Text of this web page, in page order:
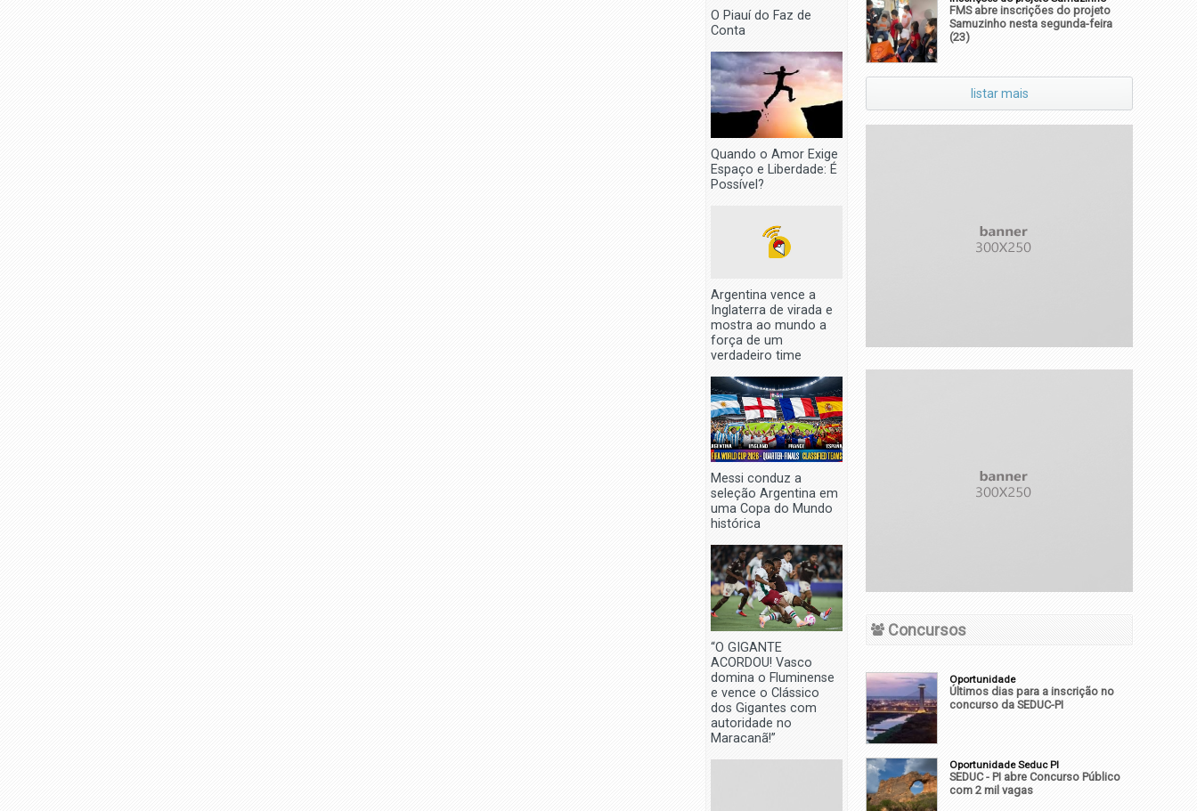
O Piauí do Faz de
Conta
Quando o Amor Exige
Espaço e Liberdade: É
Possível?
Argentina vence a
Inglaterra de virada e
mostra ao mundo a
força de um
verdadeiro time
Messi conduz a
seleção Argentina em
uma Copa do Mundo
histórica
“O GIGANTE
ACORDOU! Vasco
domina o Fluminense
e vence o Clássico
dos Gigantes com
autoridade no
Maracanã!”
FMS abre inscrições do projeto
Samuzinho nesta segunda-feira
(23)
listar mais
Concursos
Oportunidade
Últimos dias para a inscrição no
concurso da SEDUC-PI
Oportunidade Seduc PI
SEDUC - PI abre Concurso Público
com 2 mil vagas